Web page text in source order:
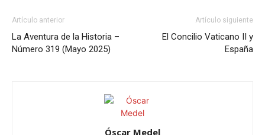
Artículo anterior
La Aventura de la Historia –
Número 319 (Mayo 2025)
Artículo siguiente
El Concilio Vaticano II y
España
Óscar Medel